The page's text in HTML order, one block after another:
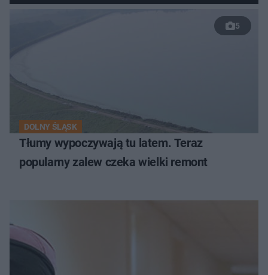
5
DOLNY ŚLĄSK
Tłumy wypoczywają tu latem. Teraz
popularny zalew czeka wielki remont